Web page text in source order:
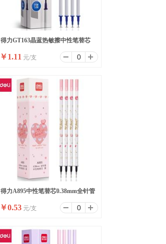
得力GT163晶蓝热敏擦中性笔替芯
0.5mm全针管(晶蓝)(支)
￥1.11 元/支
得力A895中性笔替芯0.38mm全针管
(黑)(支)
￥0.53 元/支